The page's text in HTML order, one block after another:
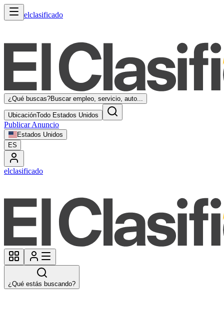
elclasificado
¿Qué buscas?Buscar empleo, servicio, auto...
UbicaciónTodo Estados Unidos
Publicar Anuncio
Estados Unidos
ES
elclasificado
¿Qué estás buscando?